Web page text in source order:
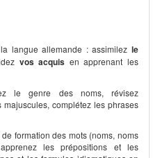
langue allemande : assimilezle
vos acquis en apprenant les
le genre des noms, révisez
complétez les phrases
formation des mots (noms, noms
les prépositions et les